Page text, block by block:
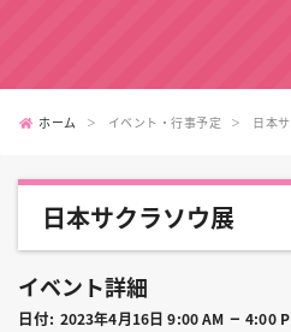
ホーム イベント・行事予定 日本
日本サクラソウ展
イベント詳細
日付: 2023年4月16日 9:00 AM –4:00